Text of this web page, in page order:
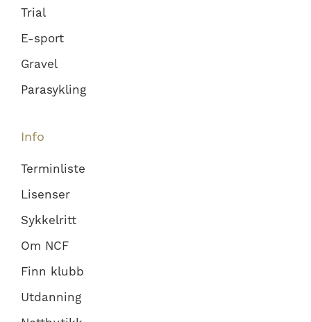
Trial
E-sport
Gravel
Parasykling
Info
Terminliste
Lisenser
Sykkelritt
Om NCF
Finn klubb
Utdanning